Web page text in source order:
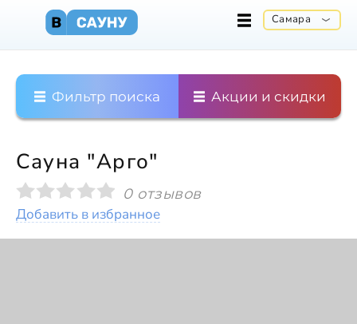
Самара
Фильтр поиска Акции и скидки
Сауна "Арго"
0 отзывов
Добавить в избранное